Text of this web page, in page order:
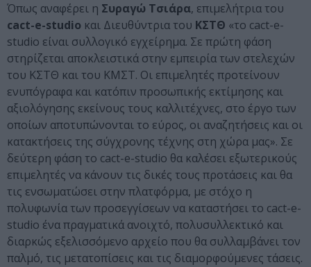
Όπως αναφέρει η Συραγώ Τσιάρα, επιμελήτρια του
cact-e-studio και Διευθύντρια του ΚΣΤΘ «το cact-e-
studio είναι συλλογικό εγχείρημα. Σε πρώτη φάση
στηρίζεται αποκλειστικά στην εμπειρία των στελεχών
του ΚΣΤΘ και του ΚΜΣΤ. Οι επιμελητές προτείνουν
ενυπόγραφα και κατόπιν προσωπικής εκτίμησης και
αξιολόγησης εκείνους τους καλλιτέχνες, στο έργο των
οποίων αποτυπώνονται το εύρος, οι αναζητήσεις και οι
κατακτήσεις της σύγχρονης τέχνης στη χώρα μας». Σε
δεύτερη φάση το cact-e-studio θα καλέσει εξωτερικούς
επιμελητές να κάνουν τις δικές τους προτάσεις και θα
τις ενσωματώσει στην πλατφόρμα, με στόχο η
πολυφωνία των προσεγγίσεων να καταστήσει το cact-e-
studio ένα πραγματικά ανοιχτό, πολυσυλλεκτικό και
διαρκώς εξελισσόμενο αρχείο που θα συλλαμβάνει τον
παλμό, τις μετατοπίσεις και τις διαμορφούμενες τάσεις.